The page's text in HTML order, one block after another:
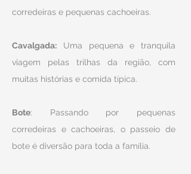
corredeiras e pequenas cachoeiras.
Cavalgada: Uma pequena e tranquila
viagem pelas trilhas da região, com
muitas histórias e comida típica.
Bote: Passando por pequenas
corredeiras e cachoeiras, o passeio de
bote é diversão para toda a família.